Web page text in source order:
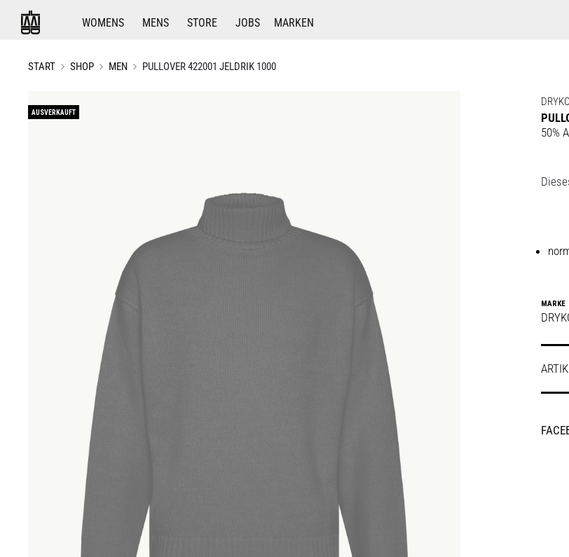
WOMENS MENS STORE JOBS MARKEN
START SHOP MEN PULLOVER 422001 JELDRIK 1000
AUSVERKAUFT
50%
MARKE